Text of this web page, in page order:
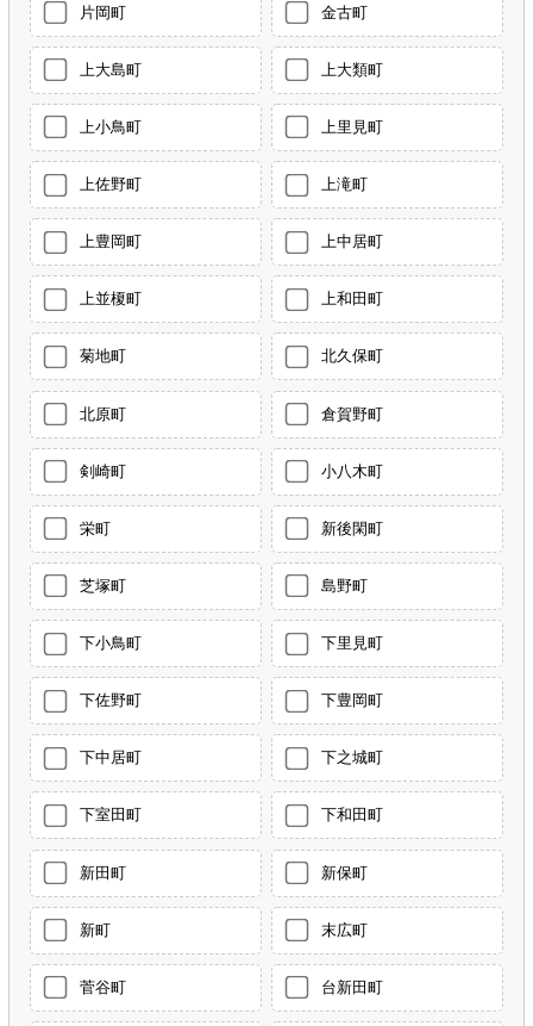
片岡町 金古町
上大島町 上大類町
上小鳥町 上里見町
上佐野町 上滝町
上豊岡町 上中居町
上並榎町 上和田町
菊地町 北久保町
北原町 倉賀野町
剣崎町 小八木町
栄町 新後閑町
芝塚町 島野町
下小鳥町 下里見町
下佐野町 下豊岡町
下中居町 下之城町
下室田町 下和田町
新田町 新保町
新町 末広町
菅谷町 台新田町